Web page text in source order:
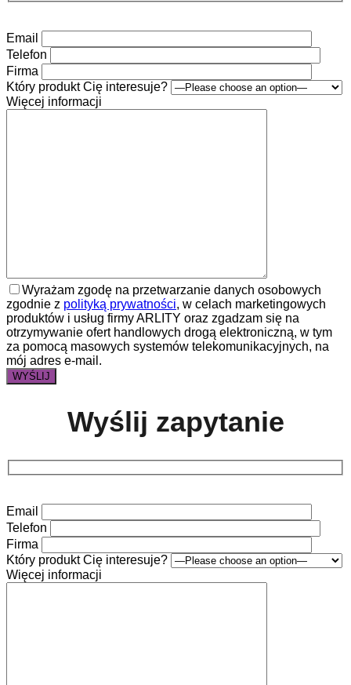
Email
Telefon
Firma
Który produkt Cię interesuje?
Więcej informacji
Wyrażam zgodę na przetwarzanie danych osobowych
zgodnie z polityką prywatności, w celach marketingowych
produktów i usług firmy ARLITY oraz zgadzam się na
otrzymywanie ofert handlowych drogą elektroniczną, w tym
za pomocą masowych systemów telekomunikacyjnych, na
mój adres e-mail.
Wyślij zapytanie
Email
Telefon
Firma
Który produkt Cię interesuje?
Więcej informacji